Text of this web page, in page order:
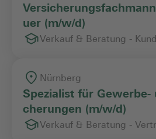
uer (m/w/d)
Verkauf & Beratung -
Nürnberg
Spezialist für Gewerbe-
cherungen (m/w/d)
Verkauf & Beratung -